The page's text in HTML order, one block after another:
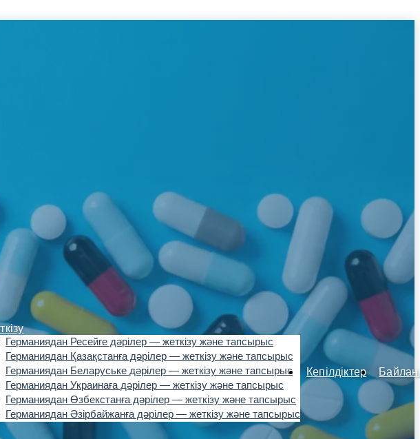
Германиядан Ресейге дәрілер — жеткізу және тапсырыс
Германиядан Қазақстанға дәрілер — жеткізу және тапсырыс
Германиядан Беларуське дәрілер — жеткізу және тапсырыс
Германиядан Украинаға дәрілер — жеткізу және тапсырыс
Германиядан Өзбекстанға дәрілер — жеткізу және тапсырыс
Германиядан Әзірбайжанға дәрілер — жеткізу және тапсырыс
Кепілдіктер